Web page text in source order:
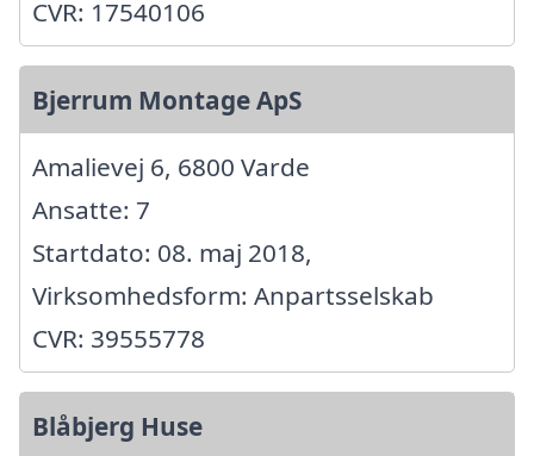
CVR: 17540106
Bjerrum Montage ApS
Amalievej 6, 6800 Varde
Ansatte: 7
Startdato: 08. maj 2018,
Virksomhedsform: Anpartsselskab
CVR: 39555778
Blåbjerg Huse